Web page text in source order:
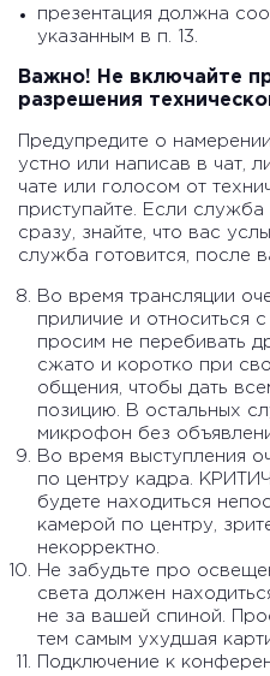
презентация должна
указанным в п. 13.
Важно! Не включайте
разрешения
Предупредите о
устно или написав в чат,
чате или голосом от
приступайте. Если
сразу, знайте, что вас
служба готовится, после
Во время трансляции
приличие и относиться
просим не перебивать
сжато и коротко при
общения, чтобы дать
позицию. В остальных
микрофон без
Во время выступления
по центру кадра.
будете находиться
камерой по центру,
некорректно.
Не забудьте про
света должен
не за вашей спиной.
тем самым ухудшая
Подключение к